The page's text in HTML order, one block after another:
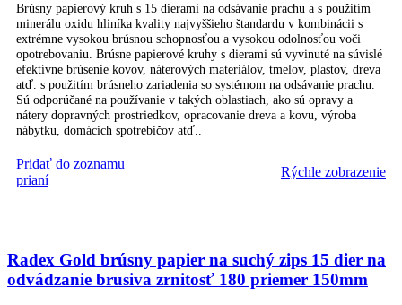
Brúsny papierový kruh s 15 dierami na odsávanie prachu a s použitím
minerálu oxidu hliníka kvality najvyššieho štandardu v kombinácii s
extrémne vysokou brúsnou schopnosťou a vysokou odolnosťou voči
opotrebovaniu. Brúsne papierové kruhy s dierami sú vyvinuté na súvislé
efektívne brúsenie kovov, náterových materiálov, tmelov, plastov, dreva
atď. s použitím brúsneho zariadenia so systémom na odsávanie prachu.
Sú odporúčané na používanie v takých oblastiach, ako sú opravy a
nátery dopravných prostriedkov, opracovanie dreva a kovu, výroba
nábytku, domácich spotrebičov atď..
Pridať do zoznamu
prianí
Rýchle zobrazenie
Radex Gold brúsny papier na suchý zips 15 dier na
odvádzanie brusiva zrnitosť 180 priemer 150mm